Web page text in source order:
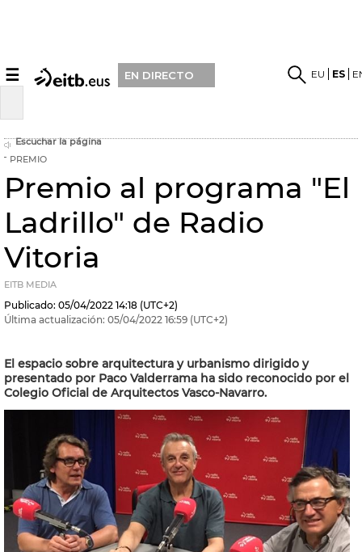
☰ EN DIRECTO EU ES
Escuchar la página
PREMIO
Premio al programa "El
Ladrillo" de Radio
Vitoria
EITB MEDIA
Publicado: 05/04/2022 14:18 (UTC+2)
Última actualización: 05/04/2022 16:59 (UTC+2)
El espacio sobre arquitectura y urbanismo dirigido y
presentado por Paco Valderrama ha sido reconocido por el
Colegio Oficial de Arquitectos Vasco-Navarro.